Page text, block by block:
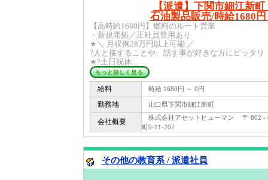
【派遣】下関市細江新
石油製品販売/時給1680
【高時給1680円】燃料のルート営業
・新規開拓／正社員登用あり
★＼ 月収例28万円以上可能 ／
?人と接することや、話す事が好きな方にピッタリ
★?土日祝休...
給料 時給 1680円 ～ 0円
勤務地 山口県下関市細江新町
会社概要
株式会社アセットヒューマン 〒 802 -
町9-11-202
その他の教育系 / 派遣社員